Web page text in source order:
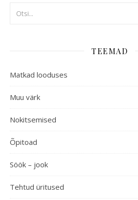
TEEMAD
Matkad looduses
Muu värk
Nokitsemised
Õpitoad
Söök – jook
Tehtud üritused